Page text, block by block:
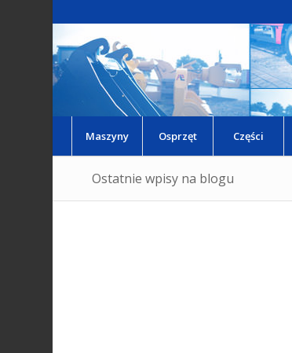
Maszyny Osprzęt Części
Ostatnie wpisy na blogu